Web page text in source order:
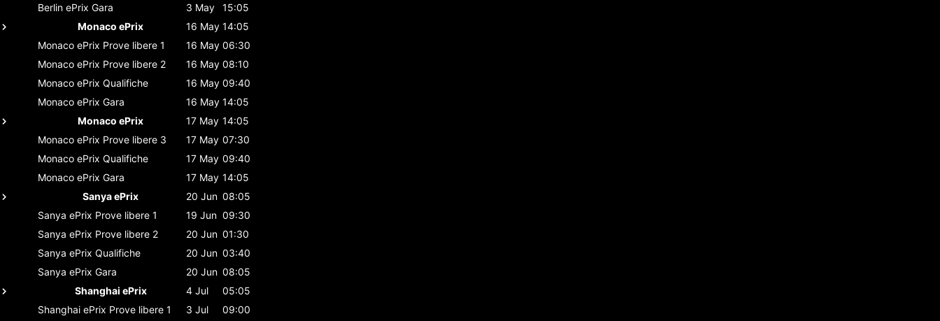
Berlin ePrix Gara 3 May
15:05
Monaco ePrix
16 May 14:05
Monaco ePrix Prove libere 1 16 May 06:30
Monaco ePrix Prove libere 2 16 May 08:10
Monaco ePrix Qualifiche 16 May 09:40
Monaco ePrix Gara 16 May 14:05
Monaco ePrix
17 May 14:05
Monaco ePrix Prove libere 3 17 May 07:30
Monaco ePrix Qualifiche 17 May 09:40
Monaco ePrix Gara 17 May 14:05
Sanya ePrix
20 Jun 08:05
Sanya ePrix Prove libere 1 19 Jun 09:30
Sanya ePrix Prove libere 2 20 Jun 01:30
Sanya ePrix Qualifiche 20 Jun 03:40
Sanya ePrix Gara 20 Jun 08:05
Shanghai ePrix
4 Jul
05:05
Shanghai ePrix Prove libere 1 3 Jul
09:00